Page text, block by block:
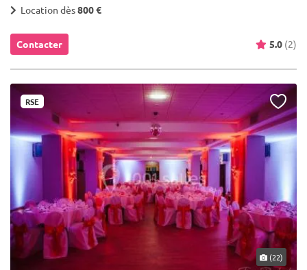
Location dès800 €
Contacter 5.0 (2)
RSE
(22)